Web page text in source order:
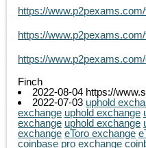
https://
https://
https://
Finch
2022-08-04 https://
2022-07-03 uphold
exchange uphold exchange
exchange uphold exchange
exchange eToro exchange
coinbase pro exchange